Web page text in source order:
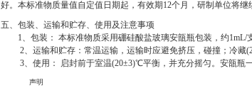
好。本标准物质量值自定值日期起，有效期12个月，研制单位将
五、包装、运输和贮存、使用及注意事项
1、包装： 本标准物质采用硼硅酸盐玻璃安瓿瓶包装，约1mL/
2、运输和贮存：常温运输，运输时应避免挤压，碰撞；冷藏
3、使用： 启封前于室温(20±3)℃平衡，并充分摇匀。安瓿瓶一
声明